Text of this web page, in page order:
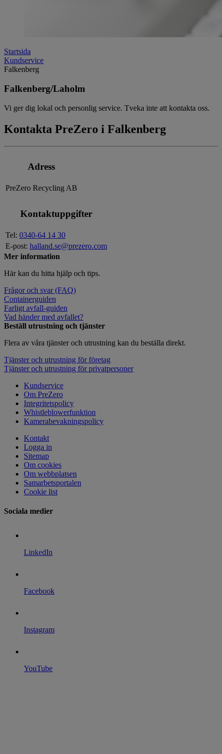
Startsida
Kundservice
Falkenberg
Falkenberg/Laholm
Vi ger dig lokal och personlig service. Tveka inte att kontakta oss.
Kontakta PreZero i Falkenberg
Adress
PreZero Recycling AB
Kontaktuppgifter
Tel: 0340-64 14 30
E-post: halland.se@prezero.com
Mer information
Här kan du hitta hjälp och tips.
Frågor och svar (FAQ)
Containerguiden
Farligt avfall-guiden
Vad händer med avfallet?
Beställ utrustning och tjänster
Flera av våra tjänster och utrustning kan du beställa direkt.
Tjänster och utrustning för företag
Tjänster och utrustning för privatpersoner
Kundservice
Om PreZero
Integritetspolicy
Whistleblowerfunktion
Kamerabevakningspolicy
Kontakt
Logga in
Sitemap
Om cookies
Om webbplatsen
Samarbetsportalen
Cookie list
Sociala medier
LinkedIn
Facebook
Instagram
YouTube